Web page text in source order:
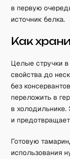
в первую
источник белка.
Как
Целые стручки
свойства до
без
переложить в
в
и
Готовую
использования